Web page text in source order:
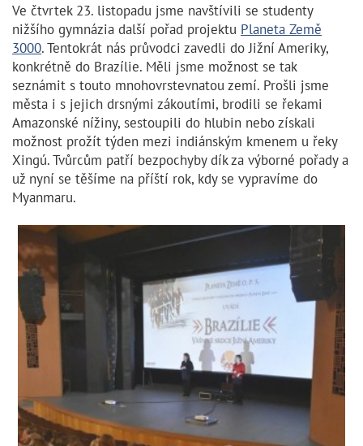
Ve čtvrtek 23. listopadu jsme navštívili se studenty
nižšího gymnázia další pořad projektu Planeta Země
3000. Tentokrát nás průvodci zavedli do Jižní Ameriky,
konkrétně do Brazílie. Měli jsme možnost se tak
seznámit s touto mnohovrstevnatou zemí. Prošli jsme
města i s jejich drsnými zákoutími, brodili se řekami
Amazonské nížiny, sestoupili do hlubin nebo získali
možnost prožít týden mezi indiánským kmenem u řeky
Xingú. Tvůrcům patří bezpochyby dík za výborné pořady a
už nyní se těšíme na příští rok, kdy se vypravíme do
Myanmaru.